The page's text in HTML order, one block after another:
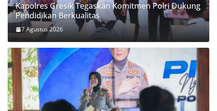
Kapolres Gresik Tegaskan Komitmen Polri Dukung
Pendidikan Berkualitas
7 Agustus 2026